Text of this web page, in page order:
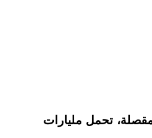
تحمل مليارات